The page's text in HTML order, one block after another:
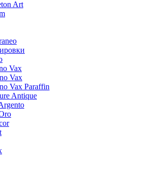
Art
Vax
Vax
Vax Paraffin
Antique